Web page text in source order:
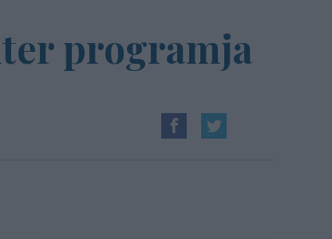
programja